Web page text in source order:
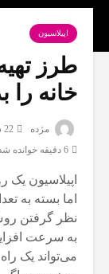
اپیلاسیون
طرز
خانه را
مژده 22 شهریور 1402
6 دقیقه خوانده شده
اپیلاسیون
اما بسته به
نظر گرفتن
به سرعت
می‌تواند یک